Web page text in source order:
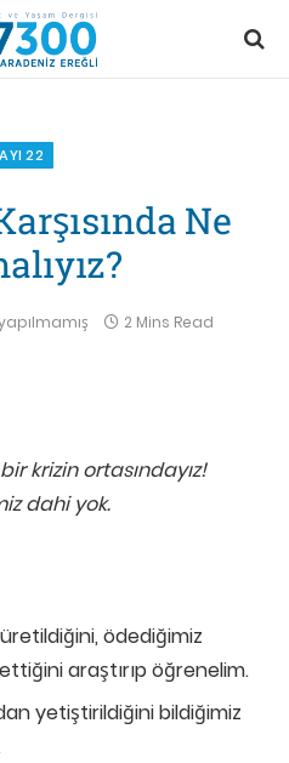
22
Ne
2 Mins Read
krizin ortasındayız!
dahi yok.
üretildiğini, ödediğimiz
araştırıp öğrenelim.
yetiştirildiğini bildiğimiz